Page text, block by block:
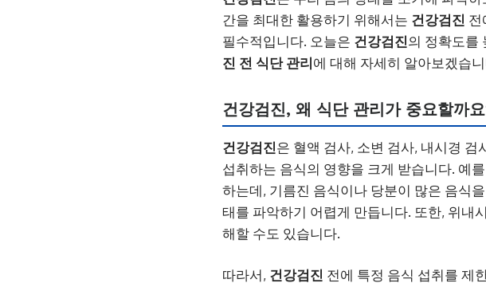
간을 최대한 활용하기 위해서는 건강검진 전
필수적입니다. 오늘은 건강검진의 정확도를
진 전 식단 관리에 대해 자세히 알아보겠습
건강검진, 왜 식단 관리가 중요할까
건강검진은 혈액 검사, 소변 검사, 내시경
섭취하는 음식의 영향을 크게 받습니다. 예
하는데, 기름진 음식이나 당분이 많은 음식
태를 파악하기 어렵게 만듭니다. 또한, 위내
해할 수도 있습니다.
따라서, 건강검진 전에 특정 음식 섭취를 제